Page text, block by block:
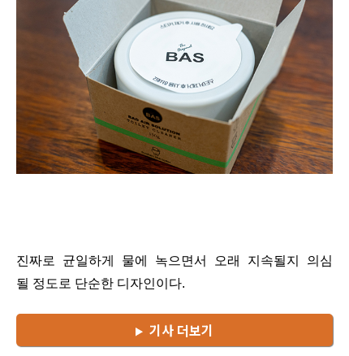
진짜로 균일하게 물에 녹으면서 오래 지속될지 의심
될 정도로 단순한 디자인이다.
기사 더보기